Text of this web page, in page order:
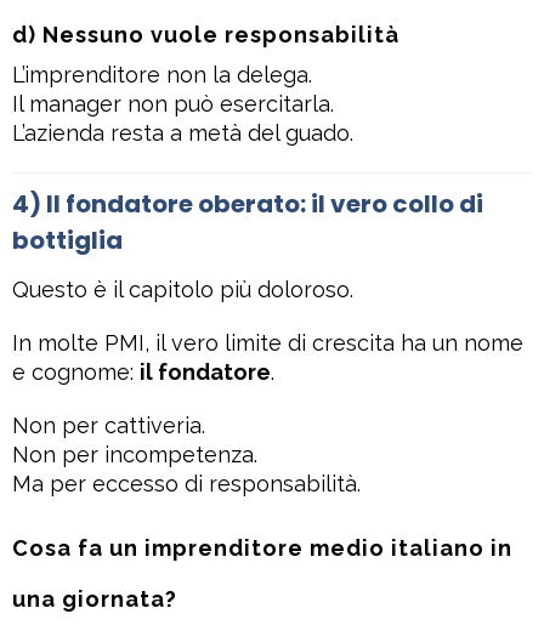
d) Nessuno vuole responsabilità
L’imprenditore non la delega.
Il manager non può esercitarla.
L’azienda resta a metà del guado.
4) Il fondatore oberato: il vero collo di
bottiglia
Questo è il capitolo più doloroso.
In molte PMI, il vero limite di crescita ha un nome
e cognome: il fondatore.
Non per cattiveria.
Non per incompetenza.
Ma per eccesso di responsabilità.
Cosa fa un imprenditore medio italiano in
una giornata?